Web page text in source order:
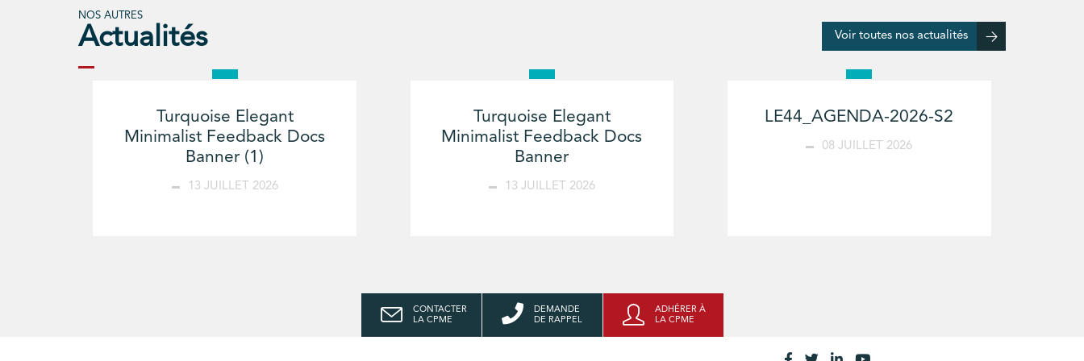
NOS AUTRES
Actualités Voir toutes nos actualités
Turquoise Elegant
Minimalist Feedback Docs
Banner (1)
13 JUILLET 2026
Turquoise Elegant
Minimalist Feedback Docs
Banner
13 JUILLET 2026
LE44_AGENDA-2026-S2
08 JUILLET 2026
CONTACTER
LA CPME
DEMANDE
DE RAPPEL
ADHÉRER À
LA CPME